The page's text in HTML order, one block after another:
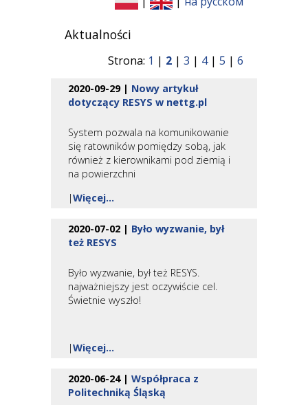
Aktualności
Strona: 1 | 2 | 3 | 4| 5 | 6
2020-09-29 | Nowy artykuł
dotyczący RESYS w nettg.pl
System pozwala na komunikowanie
się ratowników pomiędzy sobą, jak
również z kierownikami pod ziemią i
na powierzchni
|Więcej...
2020-07-02 | Było wyzwanie, był
też RESYS
Było wyzwanie, był też RESYS.
najważniejszy jest oczywiście cel.
Świetnie wyszło!
|Więcej...
2020-06-24 | Współpraca z
Politechniką Śląską